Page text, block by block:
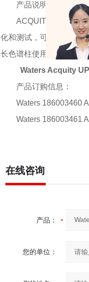
产品说明：
ACQUITY BEH
化和测试，可在 HPLC
长色谱柱使用寿命。
Waters Acquity
产品订购信息：
Waters 186003460
Waters 186003461
在线咨询
产品：
您的单位：